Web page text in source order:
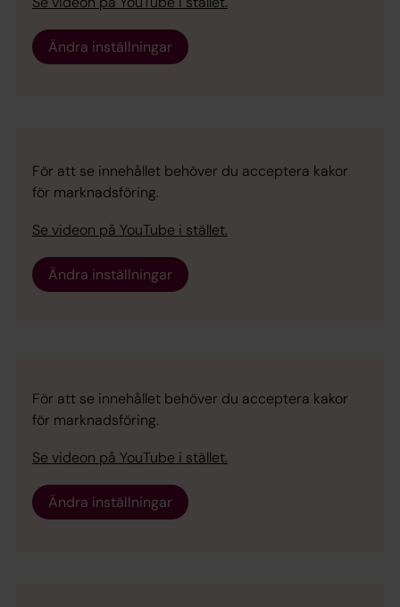
Ändra inställningar
För att se innehållet behöver du acceptera kakor
för marknadsföring.
Se videon på YouTube i stället.
Ändra inställningar
För att se innehållet behöver du acceptera kakor
för marknadsföring.
Se videon på YouTube i stället.
Ändra inställningar